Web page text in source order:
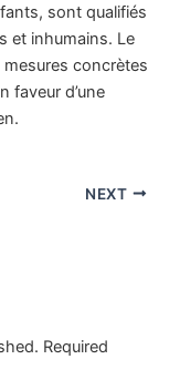
sont qualifiés
et inhumains. Le
concrètes
faveur d’une
NEXT
Required